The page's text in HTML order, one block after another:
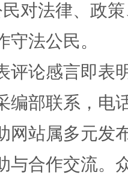
境 对法律、政
法公民。
评论感言即表
编部联系，电
网站属多元发
与合作交流。